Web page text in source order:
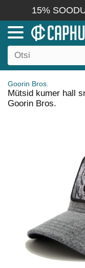
15%
Goorin Bros.
Mütsid kumer hall
Goorin Bros.